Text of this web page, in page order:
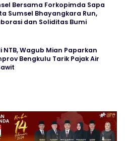
Bersama Forkopimda Sapa
Sumsel Bhayangkara Run,
dan Soliditas Bumi
NTB, Wagub Mian Paparkan
Bengkulu Tarik Pajak Air